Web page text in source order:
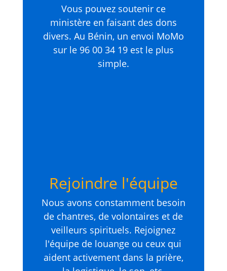
Vous pouvez soutenir ce
ministère en faisant des dons
divers. Au Bénin, un envoi MoMo
sur le 96 00 34 19 est le plus
simple.
Rejoindre l'équipe
Nous avons constamment besoin
de chantres, de volontaires et de
veilleurs spirituels. Rejoignez
l'équipe de louange ou ceux qui
aident activement dans la prière,